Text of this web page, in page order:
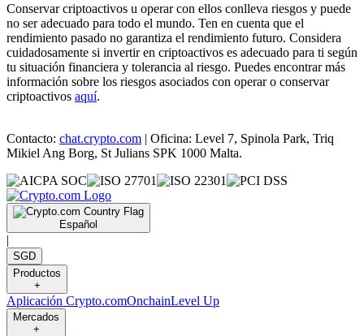
Conservar criptoactivos u operar con ellos conlleva riesgos y puede
no ser adecuado para todo el mundo. Ten en cuenta que el
rendimiento pasado no garantiza el rendimiento futuro. Considera
cuidadosamente si invertir en criptoactivos es adecuado para ti según
tu situación financiera y tolerancia al riesgo. Puedes encontrar más
información sobre los riesgos asociados con operar o conservar
criptoactivos aquí.
Contacto: chat.crypto.com | Oficina: Level 7, Spinola Park, Triq
Mikiel Ang Borg, St Julians SPK 1000 Malta.
Español
|
SGD
Productos
+
Aplicación Crypto.comOnchainLevel Up
Mercados
+